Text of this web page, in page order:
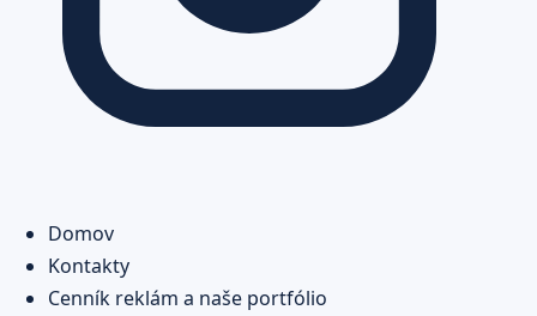
Domov
Kontakty
Cenník reklám a naše portfólio